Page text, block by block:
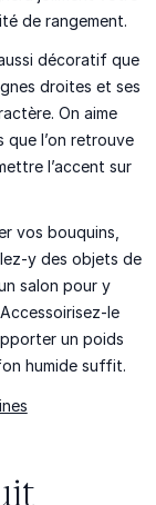
de rangement.
aussi décoratif que
droites et ses
On aime
que l’on retrouve
l’accent sur
vos bouquins,
y des objets de
salon pour y
le
un poids
humide suffit.